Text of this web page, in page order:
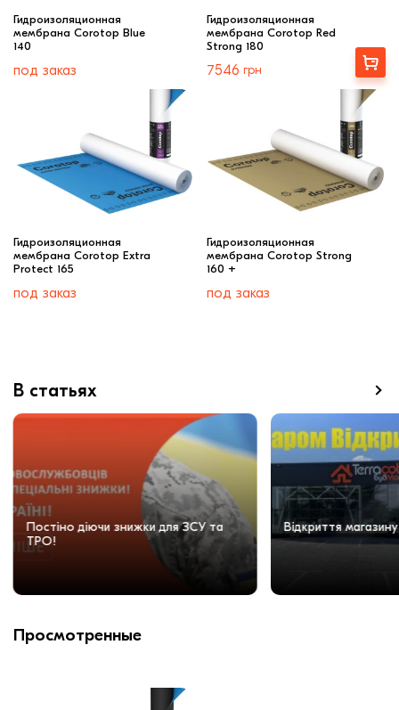
Гидроизоляционная
мембрана Corotop Blue
140
под заказ
Гидроизоляционная
мембрана Corotop Red
Strong 180
7546 грн
Купити
Гидроизоляционная
мембрана Corotop Extra
Protect 165
под заказ
Гидроизоляционная
мембрана Corotop Strong
160 +
под заказ
В статьях
Постіно діючи знижки для ЗСУ та
ТРО!
Відкриття магазину
Просмотренные